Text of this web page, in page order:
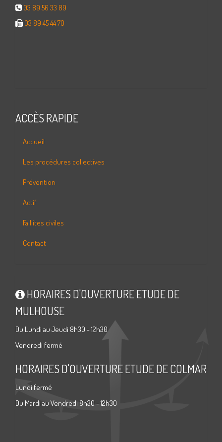
03 89 56 33 89
03 89 45 44 70
ACCÈS RAPIDE
Accueil
Les procédures collectives
Prévention
Actif
Faillites civiles
Contact
HORAIRES D'OUVERTURE ETUDE DE
MULHOUSE
Du Lundi au Jeudi 8h30 - 12h30
Vendredi fermé
HORAIRES D'OUVERTURE ETUDE DE COLMAR
Lundi fermé
Du Mardi au Vendredi 8h30 - 12h30